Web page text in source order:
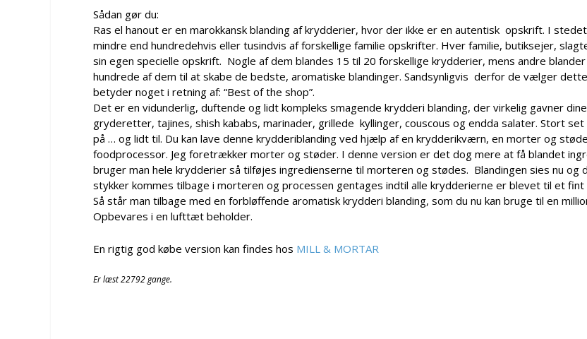
Sådan gør du:
Ras el hanout er en marokkansk blanding af krydderier, hvor der ikke er en autentisk opskrift. I
mindre end hundredehvis eller tusindvis af forskellige familie opskrifter. Hver familie, butiksejer,
sin egen specielle opskrift. Nogle af dem blandes 15 til 20 forskellige krydderier, mens andre
hundrede af dem til at skabe de bedste, aromatiske blandinger. Sandsynligvis derfor de vælger
betyder noget i retning af: “Best of the shop”.
Det er en vidunderlig, duftende og lidt kompleks smagende krydderi blanding, der virkelig gavner
gryderetter, tajines, shish kababs, marinader, grillede kyllinger, couscous og endda salater. Stort
på … og lidt til. Du kan lave denne krydderiblanding ved hjælp af en krydderikværn, en morter og
foodprocessor. Jeg foretrækker morter og støder. I denne version er det dog mere at få blandet
bruger man hele krydderier så tilføjes ingredienserne til morteren og stødes. Blandingen sies nu og
stykker kommes tilbage i morteren og processen gentages indtil alle krydderierne er blevet til et fint
Så står man tilbage med en forbløffende aromatisk krydderi blanding, som du nu kan bruge til en
Opbevares i en lufttæt beholder.
En rigtig god købe version kan findes hos MILL & MORTAR
Er læst 22792 gange.